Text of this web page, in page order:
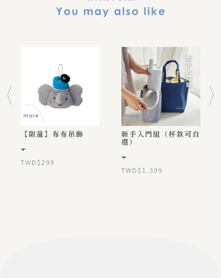
【限量】布布吊飾
TWD$299
新手入門組（杯款可自
選）
TWD$1,399